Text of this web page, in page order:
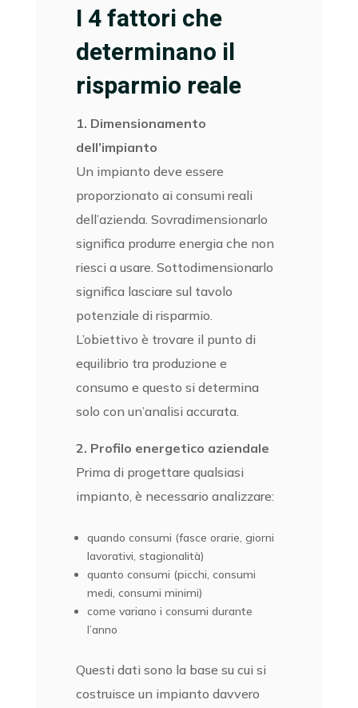
I 4 fattori che
determinano il
risparmio reale
1. Dimensionamento
dell’impianto
Un impianto deve essere
proporzionato ai consumi reali
dell’azienda. Sovradimensionarlo
significa produrre energia che non
riesci a usare. Sottodimensionarlo
significa lasciare sul tavolo
potenziale di risparmio.
L’obiettivo è trovare il punto di
equilibrio tra produzione e
consumo e questo si determina
solo con un’analisi accurata.
2. Profilo energetico aziendale
Prima di progettare qualsiasi
impianto, è necessario analizzare:
quando consumi (fasce orarie, giorni
lavorativi, stagionalità)
quanto consumi (picchi, consumi
medi, consumi minimi)
come variano i consumi durante
l’anno
Questi dati sono la base su cui si
costruisce un impianto davvero